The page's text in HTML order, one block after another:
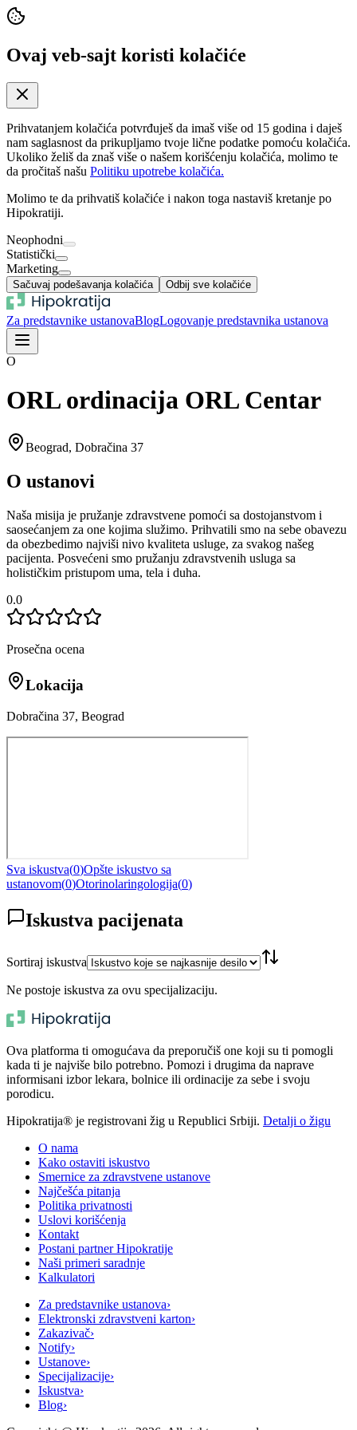
Ovaj veb-sajt koristi kolačiće
Prihvatanjem kolačića potvrđuješ da imaš više od 15 godina i daješ
nam saglasnost da prikupljamo tvoje lične podatke pomoću kolačića.
Ukoliko želiš da znaš više o našem korišćenju kolačića, molimo te
da pročitaš našu Politiku upotrebe kolačića.
Molimo te da prihvatiš kolačiće i nakon toga nastaviš kretanje po
Hipokratiji.
Neophodni
Statistički
Marketing
Sačuvaj podešavanja kolačića Odbij sve kolačiće
Za predstavnike ustanovaBlogLogovanje predstavnika ustanova
O
ORL ordinacija ORL Centar
Beograd, Dobračina 37
O ustanovi
Naša misija je pružanje zdravstvene pomoći sa dostojanstvom i
saosećanjem za one kojima služimo. Prihvatili smo na sebe obavezu
da obezbedimo najviši nivo kvaliteta usluge, za svakog našeg
pacijenta. Posvećeni smo pružanju zdravstvenih usluga sa
holističkim pristupom uma, tela i duha.
0.0
Prosečna ocena
Lokacija
Dobračina 37, Beograd
Sva iskustva(0)Opšte iskustvo sa
ustanovom(0)Otorinolaringologija(0)
Iskustva pacijenata
Sortiraj iskustva
Ne postoje iskustva za ovu specijalizaciju.
Ova platforma ti omogućava da preporučiš one koji su ti pomogli
kada ti je najviše bilo potrebno. Pomozi i drugima da naprave
informisani izbor lekara, bolnice ili ordinacije za sebe i svoju
porodicu.
Hipokratija® je registrovani žig u Republici Srbiji. Detalji o žigu
O nama
Kako ostaviti iskustvo
Smernice za zdravstvene ustanove
Najčešća pitanja
Politika privatnosti
Uslovi korišćenja
Kontakt
Postani partner Hipokratije
Naši primeri saradnje
Kalkulatori
Za predstavnike ustanova›
Elektronski zdravstveni karton›
Zakazivač›
Notify›
Ustanove›
Specijalizacije›
Iskustva›
Blog›